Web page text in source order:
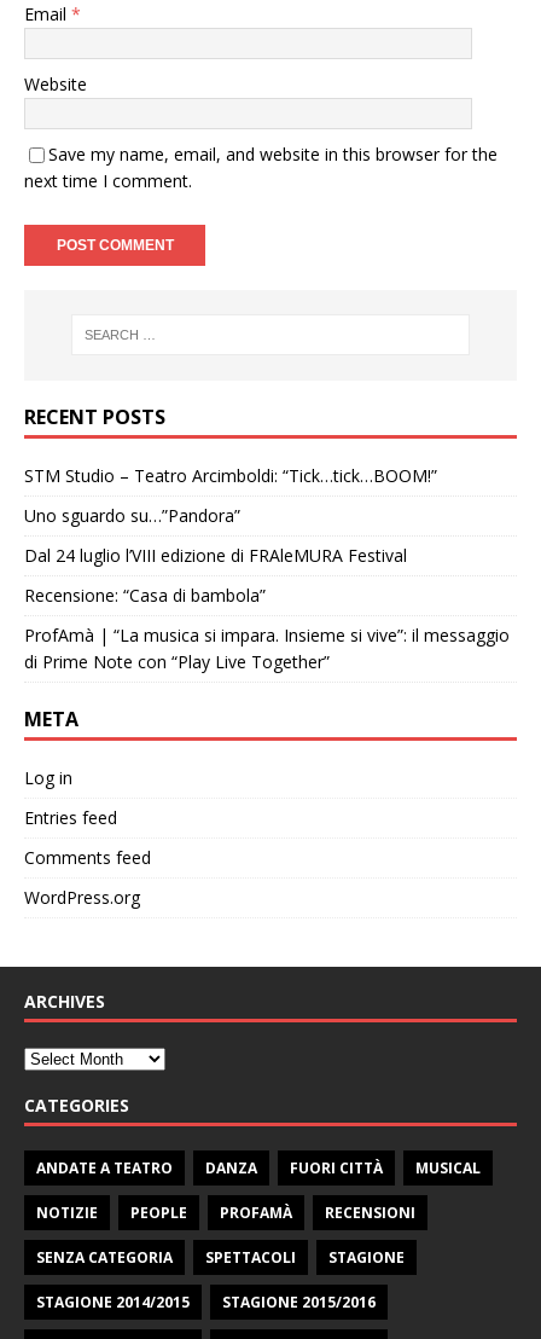
Email *
Website
Save my name, email, and website in this browser for the
next time I comment.
RECENT POSTS
STM Studio – Teatro Arcimboldi: “Tick…tick…BOOM!”
Uno sguardo su…”Pandora”
Dal 24 luglio l’VIII edizione di FRAleMURA Festival
Recensione: “Casa di bambola”
ProfAmà | “La musica si impara. Insieme si vive”: il messaggio
di Prime Note con “Play Live Together”
META
Log in
Entries feed
Comments feed
WordPress.org
ARCHIVES
CATEGORIES
ANDATE A TEATRO DANZA FUORI CITTÀ MUSICAL
NOTIZIE PEOPLE PROFAMÀ RECENSIONI
SENZA CATEGORIA SPETTACOLI STAGIONE
STAGIONE 2014/2015 STAGIONE 2015/2016